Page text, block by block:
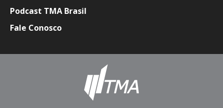
Podcast TMA Brasil
Fale Conosco